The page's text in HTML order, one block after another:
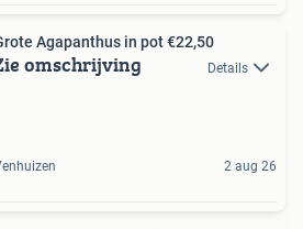
Agapanthus in pot €22,50
omschrijving Details
2 aug 26